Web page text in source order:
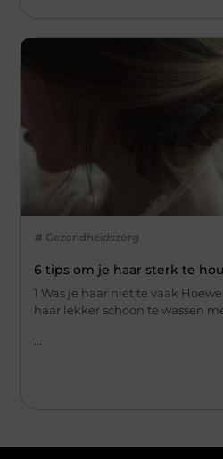
Gezondheidszorg
6 tips om je haar sterk te
1 Was je haar niet te vaak
haar lekker schoon te wassen